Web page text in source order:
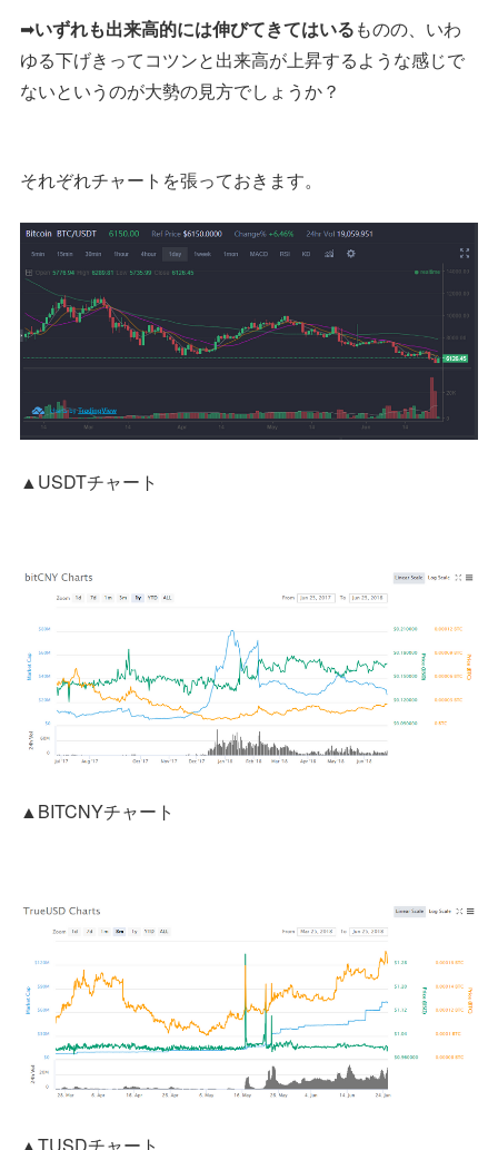
➡いずれも出来高的には伸びてきてはいるものの、いわ
ゆる下げきってコツンと出来高が上昇するような感じで
ないというのが大勢の見方でしょうか？
それぞれチャートを張っておきます。
▲USDTチャート
▲BITCNYチャート